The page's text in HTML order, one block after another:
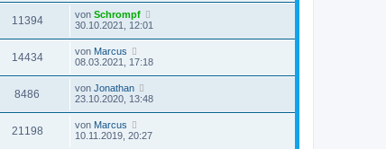
11394 von Schrompf
30.10.2021, 12:01
14434 von Marcus
08.03.2021, 17:18
8486 von Jonathan
23.10.2020, 13:48
21198 von Marcus
10.11.2019, 20:27